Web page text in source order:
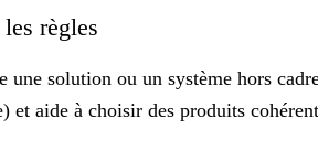
règles
solution ou un système hors
aide à choisir des produits